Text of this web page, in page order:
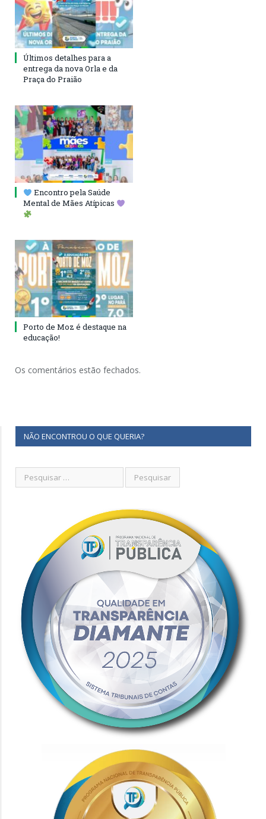
Últimos detalhes para a
entrega da nova Orla e da
Praça do Praião
Encontro pela Saúde
Mental de Mães Atípicas
Porto de Moz é destaque na
educação!
Os comentários estão fechados.
NÃO ENCONTROU O QUE QUERIA?